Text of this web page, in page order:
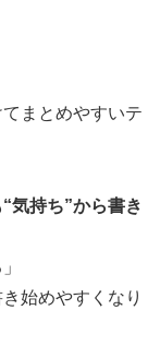
まとめやすいテ
気持ち”から書き
始めやすくなり